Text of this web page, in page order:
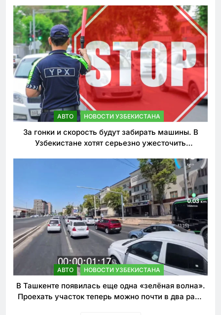
АВТО НОВОСТИ УЗБЕКИСТАНА
За гонки и скорость будут забирать машины. В
Узбекистане хотят серьезно ужесточить
АВТО НОВОСТИ УЗБЕКИСТАНА
В Ташкенте появилась еще одна «зелёная волна».
Проехать участок теперь можно почти в два раза